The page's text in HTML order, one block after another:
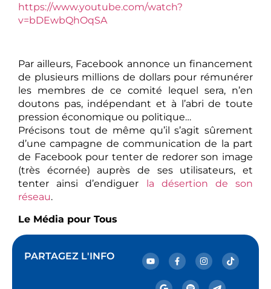
https://www.youtube.com/watch?
v=bDEwbQhOqSA
Par ailleurs, Facebook annonce un financement
de plusieurs millions de dollars pour rémunérer
les membres de ce comité lequel sera, n’en
doutons pas, indépendant et à l’abri de toute
pression économique ou politique…
Précisons tout de même qu’il s’agit sûrement
d’une campagne de communication de la part
de Facebook pour tenter de redorer son image
(très écornée) auprès de ses utilisateurs, et
tenter ainsi d’endiguer
la désertion de son
réseau.
Le Média pour Tous
PARTAGEZ L'INFO